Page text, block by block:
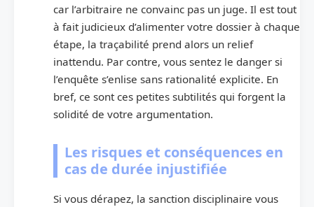
car l’arbitraire ne convainc pas un juge. Il est tout
à fait judicieux d’alimenter votre dossier à chaque
étape, la traçabilité prend alors un relief
inattendu. Par contre, vous sentez le danger si
l’enquête s’enlise sans rationalité explicite. En
bref, ce sont ces petites subtilités qui forgent la
solidité de votre argumentation.
Les risques et conséquences en
cas de durée injustifiée
Si vous dérapez, la sanction disciplinaire vous